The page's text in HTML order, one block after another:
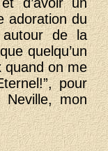
adoration du
de la
quelqu’un
quand on me
pour
mon